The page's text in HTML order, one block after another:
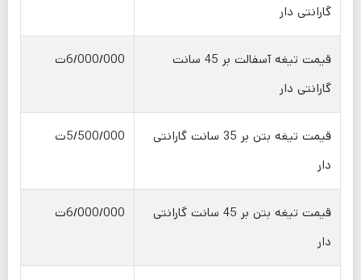
گارانتی دار
قیمت تیغه آسفالت بر 45 سانت
گارانتی دار
6/000/000ت
قیمت تیغه بتن بر 35 سانت گارانتی
دار
5/500/000ت
قیمت تیغه بتن بر 45 سانت گارانتی
دار
6/000/000ت